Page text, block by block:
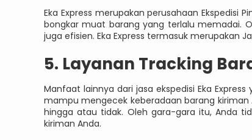
Eka Express merupakan perusahaan Ekspedisi
bongkar muat barang yang terlalu memadai.
juga efisien. Eka Express termasuk merupakan
5. Layanan Tracking
Manfaat lainnya dari jasa ekspedisi Eka
mampu mengecek keberadaan barang kiriman
hingga atau tidak. Oleh gara-gara itu, Anda
kiriman Anda.